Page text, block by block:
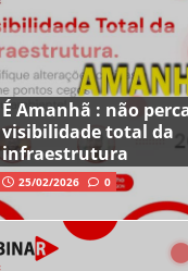
É Amanhã : não
visibilidade total da
infraestrutura
25/02/2026 0